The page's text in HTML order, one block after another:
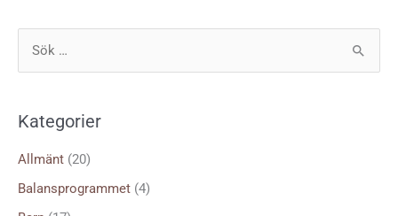
e
f
t
Kategorier
Allmänt (20)
Balansprogrammet (4)